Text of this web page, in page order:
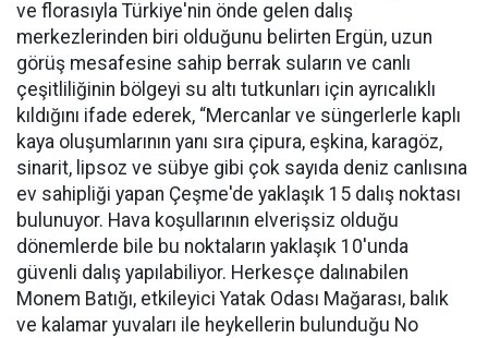
ve florasıyla Türkiye'nin önde gelen dalış
merkezlerinden biri olduğunu belirten Ergün, uzun
görüş mesafesine sahip berrak suların ve canlı
çeşitliliğinin bölgeyi su altı tutkunları için ayrıcalıklı
kıldığını ifade ederek, “Mercanlar ve süngerlerle kaplı
kaya oluşumlarının yanı sıra çipura, eşkina, karagöz,
sinarit, lipsoz ve sübye gibi çok sayıda deniz canlısına
ev sahipliği yapan Çeşme'de yaklaşık 15 dalış noktası
bulunuyor. Hava koşullarının elverişsiz olduğu
dönemlerde bile bu noktaların yaklaşık 10'unda
güvenli dalış yapılabiliyor. Herkesçe dalınabilen
Monem Batığı, etkileyici Yatak Odası Mağarası, balık
ve kalamar yuvaları ile heykellerin bulunduğu No